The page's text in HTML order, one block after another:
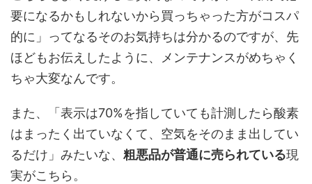
要になるかもしれないから買っちゃった方がコスパ
的に」ってなるそのお気持ちは分かるのですが、先
ほどもお伝えしたように、メンテナンスがめちゃく
ちゃ大変なんです。
また、「表示は70%を指していても計測したら酸素
はまったく出ていなくて、空気をそのまま出してい
るだけ」みたいな、 粗悪品が普通に売られている現
実がこちら。